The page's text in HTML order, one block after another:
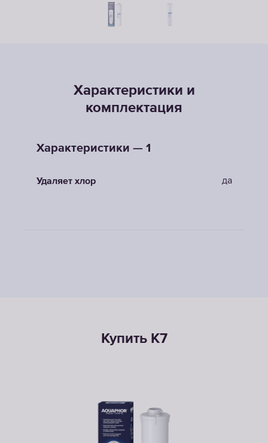
Характеристики и
комплектация
Характеристики — 1
Удаляет хлор да
Купить K7